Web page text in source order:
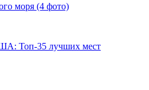
моря (4 фото)
Топ-35 лучших мест